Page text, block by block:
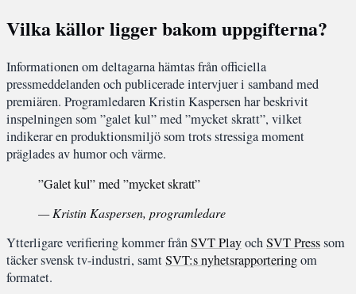
Vilka källor ligger bakom uppgifterna?
Informationen om deltagarna hämtas från officiella
pressmeddelanden och publicerade intervjuer i samband med
premiären. Programledaren Kristin Kaspersen har beskrivit
inspelningen som ”galet kul” med ”mycket skratt”, vilket
indikerar en produktionsmiljö som trots stressiga moment
präglades av humor och värme.
”Galet kul” med ”mycket skratt”
— Kristin Kaspersen, programledare
Ytterligare verifiering kommer frånSVT PlayochSVT Presssom
täcker svensk tv-industri, samtSVT:s nyhetsrapporteringom
formatet.